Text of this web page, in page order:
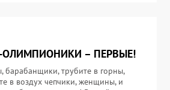
– ПЕРВЫЕ!
барабанщики, трубите в горны,
в воздух чепчики, женщины, и